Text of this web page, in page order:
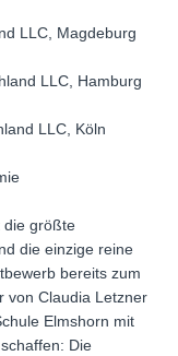
LLC, Magdeburg
LLC, Hamburg
LLC, Köln
die größte
die einzige reine
bereits zum
von Claudia Letzner
Elmshorn mit
Die